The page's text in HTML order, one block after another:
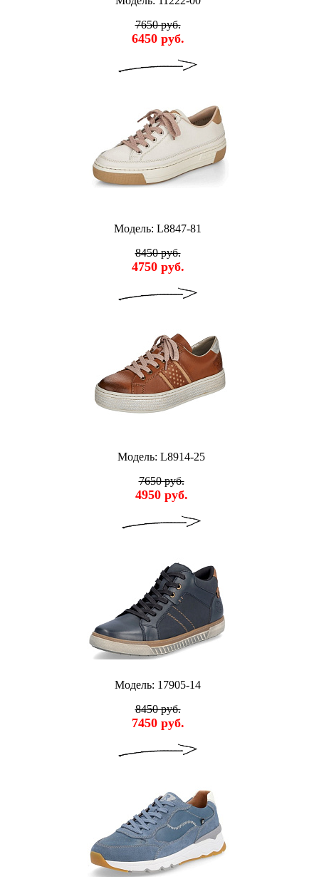
7650 руб.
6450 руб.
Модель: L8847-81
8450 руб.
4750 руб.
Модель: L8914-25
7650 руб.
4950 руб.
Модель: 17905-14
8450 руб.
7450 руб.